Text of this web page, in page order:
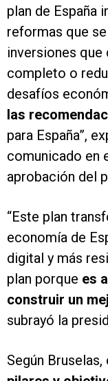
plan de España
reformas que
inversiones que
completo o
desafíos
las
para España”,
comunicado en
aprobación del
“Este plan
economía de
digital y más
plan porque es
construir un
subrayó la
Según